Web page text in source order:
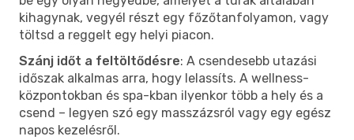
kihagynak, vegyél részt egy főzőtanfolyamon, vagy
töltsd a reggelt egy helyi piacon.
Szánj időt a feltöltődésre: A csendesebb utazási
időszak alkalmas arra, hogy lelassíts. A wellness-
központokban és spa-kban ilyenkor több a hely és a
csend – legyen szó egy masszázsról vagy egy egész
napos kezelésről.